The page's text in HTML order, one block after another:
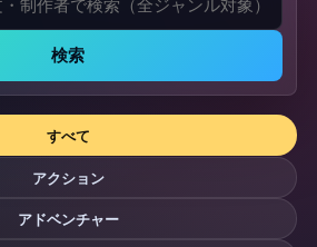
検索
すべて
アクション
アドベンチャー